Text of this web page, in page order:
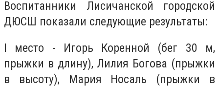
Воспитанники Лисичанской городской
ДЮСШ показали следующие результаты:
I место - Игорь Коренной (бег 30 м,
прыжки в длину), Лилия Богова (прыжки
в высоту), Мария Носаль (прыжки в